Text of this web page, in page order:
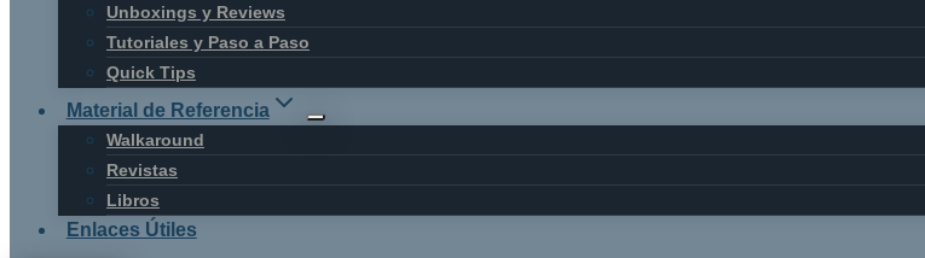
Unboxings y Reviews
Tutoriales y Paso a Paso
Quick Tips
Material de Referencia
Walkaround
Revistas
Libros
Enlaces Útiles